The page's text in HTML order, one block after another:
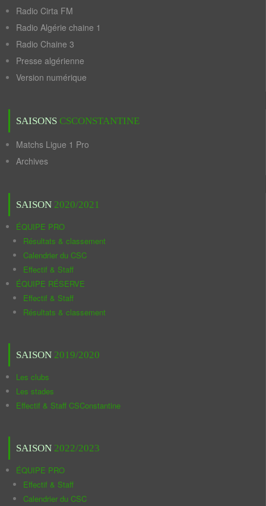
Radio Cirta FM
Radio Algérie chaine 1
Radio Chaine 3
Presse algérienne
Version numérique
SAISONS CSCONSTANTINE
Matchs Ligue 1 Pro
Archives
SAISON 2020/2021
ÉQUIPE PRO
Résultats & classement
Calendrier du CSC
Effectif & Staff
ÉQUIPE RÉSERVE
Effectif & Staff
Résultats & classement
SAISON 2019/2020
Les clubs
Les stades
Effectif & Staff CSConstantine
SAISON 2022/2023
ÉQUIPE PRO
Effectif & Staff
Calendrier du CSC